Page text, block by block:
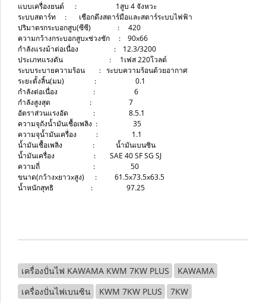
แบบเครื่องยนต์ : 1สูบ 4 จังหวะ
ระบบสตาร์ท : เชือกดึงสตาร์มือและสตาร์ระบบไฟฟ้า
ปริมาตรกระบอกสูบ(ซีซี) : 420
ความกว้างกระบอกสูบxช่วงชัก : 90x66
กำลังแรงม้าต่อเนื่อง : 12.3/3200
ประเภทแรงดัน : 1เฟส 220โวลต์
ระบบระบายความร้อน : ระบบความร้อนด้วยอากาศ
ระยะตั้งลิ้น(มม) : 0.1
กำลังต่อเนื่อง : 6
กำลังสูงสุด : 7
อัตราส่วนแรงอัด : 8.5.1
ความจุถังน้ำมันเชื้อเพลิง : 35
ความจุน้ำมันเครื่อง : 1.1
น้ำมันเชื้อเพลิง : น้ำมันเบนซิน
น้ำมันเครื่อง : SAE 40 SF SG SJ
ความถี่ : 50
ขนาด(กว้างxยาวxสูง) : 61.5x73.5x63.5
น้ำหนักสุทธิ : 97.25
เครื่องปั่นไฟ KAWAMA KWM 7KW PLUS
KAWAMA
เครื่องปั่นไฟเบนซิน
KWM 7KW PLUS 7KW